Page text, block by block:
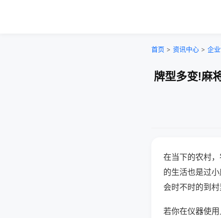
首页 > 资讯中心 > 企
牌型多变!麻
在当下的农村
的生活也是过
会时不时的到
若你在仪器使